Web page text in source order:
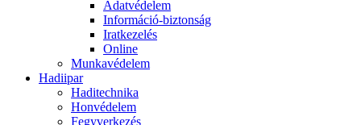
Adatvédelem
Információ-biztonság
Iratkezelés
Online
Munkavédelem
Hadiipar
Haditechnika
Honvédelem
Fegyverkezés